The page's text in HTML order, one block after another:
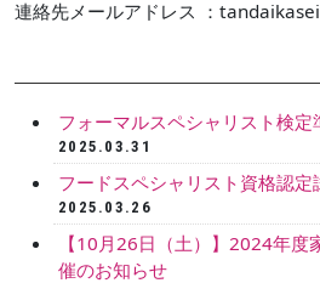
連絡先メールアドレス ：
フォーマルスペシャリスト検定
2025.03.31
フードスペシャリスト資格認
2025.03.26
【10月26日（土）】2024年度
催のお知らせ